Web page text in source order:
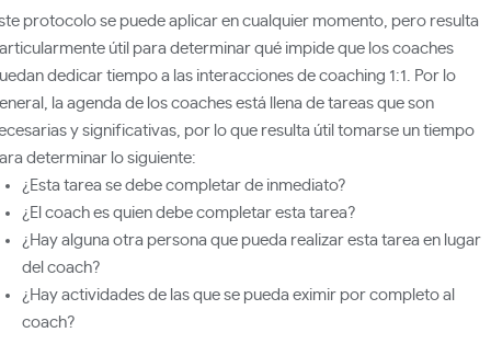
protocolo se puede aplicar en cualquier momento, pero resulta
útil para determinar qué impide que los coaches
dedicar tiempo a las interacciones de coaching 1:1. Por lo
la agenda de los coaches está llena de tareas que son
y significativas, por lo que resulta útil tomarse un tiempo
determinar lo siguiente:
¿Esta tarea se debe completar de inmediato?
¿El coach es quien debe completar esta tarea?
¿Hay alguna otra persona que pueda realizar esta tarea en lugar
del coach?
¿Hay actividades de las que se pueda eximir por completo al
coach?